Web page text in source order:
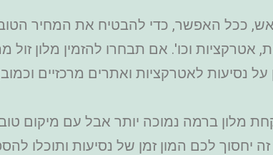
ככל האפשר, כדי להבטיח את המחיר
אטרקציות וכו'. אם תבחרו להזמין מלון
על נסיעות לאטרקציות ואתרים מרכזיים
מלון ברמה נמוכה יותר אבל עם מיקום
יחסוך לכם המון זמן של נסיעות ותוכלו